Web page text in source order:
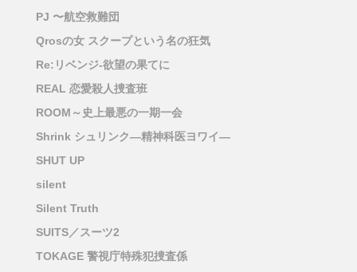
PJ 〜航空救難団
Qrosの女 スクープという名の狂気
Re:リベンジ-欲望の果てに
REAL 恋愛殺人捜査班
ROOM～史上最悪の一期一会
Shrink シュリンク―精神科医ヨワイ―
SHUT UP
silent
Silent Truth
SUITS／スーツ2
TOKAGE 警視庁特殊犯捜査係